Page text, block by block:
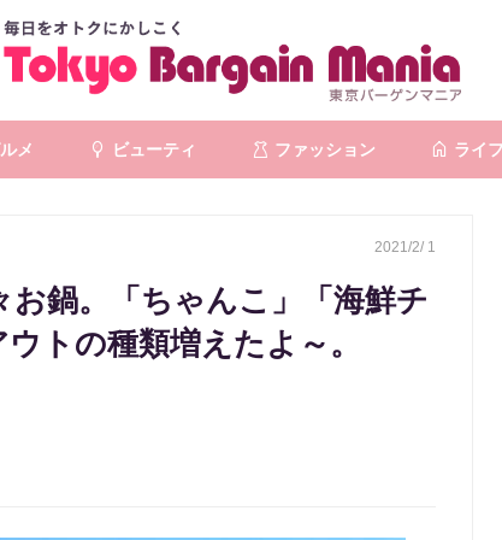
メ ビューティ ファッション ライフ
2021/2/ 1
お鍋。「ちゃんこ」「海鮮チ
トの種類増えたよ～。